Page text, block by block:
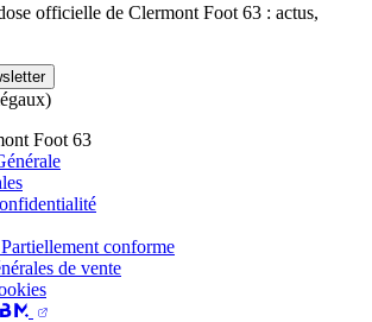
officielle de Clermont Foot 63 : actus,
Foot 63
conforme
de vente